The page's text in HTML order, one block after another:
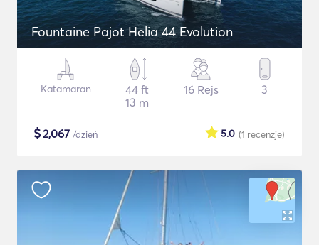
Fountaine Pajot Helia 44 Evolution
Katamaran
44 ft
13 m
16 Rejs 3
$2,067 /dzień (1 recenzje)
5.0